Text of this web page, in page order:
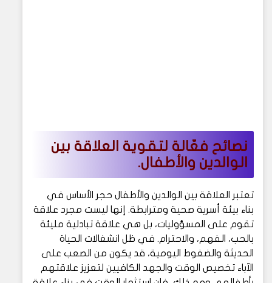
نصائح فعّالة لتقوية العلاقة بين
الوالدين والأطفال.
تعتبر العلاقة بين الوالدين والأطفال حجر الأساس في
بناء بيئة أسرية صحية ومترابطة. إنها ليست مجرد علاقة
تقوم على المسؤوليات، بل هي علاقة تبادلية مليئة
بالحب، الفهم، والاحترام. في ظل انشغالات الحياة
الحديثة والضغوط اليومية، قد يكون من الصعب على
الآباء تخصيص الوقت والجهد الكافيين لتعزيز علاقتهم